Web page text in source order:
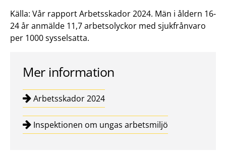
Källa: Vår rapport Arbetsskador 2024. Män i åldern 16-
24 år anmälde 11,7 arbetsolyckor med sjukfrånvaro
per 1000 sysselsatta.
Mer information
Arbetsskador 2024
Inspektionen om ungas arbetsmiljö